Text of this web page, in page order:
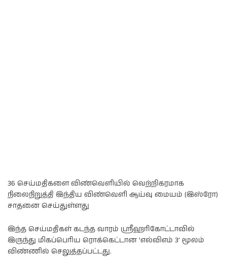
36 செய்மதிகளை விண்வெளியில் வெற்றிகரமாக
நிலைநிறுத்தி இந்திய விண்வெளி ஆய்வு மையம் (இஸ்ரோ)
சாதனை செய்துள்ளது
இந்த செய்மதிகள் கடந்த வாரம் ஸ்ரீஹரிகோட்டாவில்
இருந்து மிகப்பெரிய ரொக்கெட்டான ‘எல்விஎம் 3’ மூலம்
விண்ணில் செலுத்தப்பட்டது.